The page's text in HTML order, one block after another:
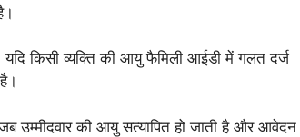
किसी व्यक्ति की आयु फैमिली आईडी में गलत दर्ज
उम्मीदवार की आयु सत्यापित हो जाती है और आवेदन